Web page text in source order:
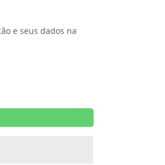
e seus dados na